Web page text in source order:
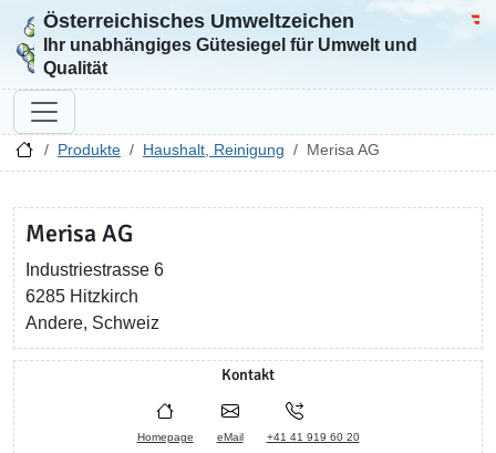
Zur Startseite
Österreichisches Umweltzeichen
Ihr unabhängiges Gütesiegel für Umwelt und
Qualität
Produkte Haushalt, Reinigung Merisa AG
Merisa AG
Industriestrasse 6
6285 Hitzkirch
Andere, Schweiz
Kontakt
Homepage eMail +41 41 919 60 20